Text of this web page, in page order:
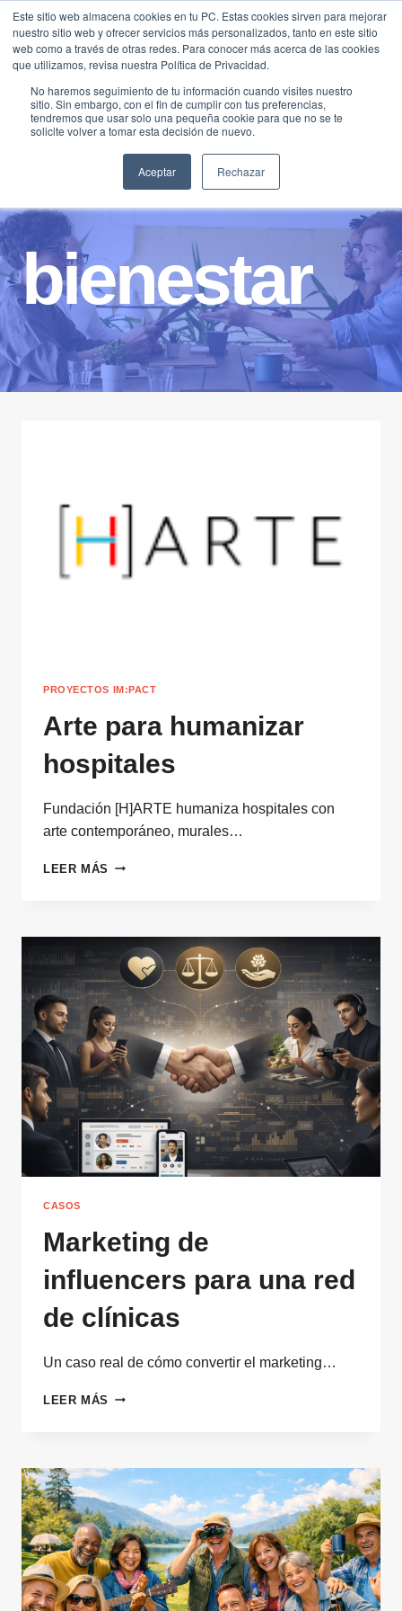
Este sitio web almacena cookies en tu PC. Estas cookies sirven para mejorar
nuestro sitio web y ofrecer servicios más personalizados, tanto en este sitio
web como a través de otras redes. Para conocer más acerca de las cookies
que utilizamos, revisa nuestra Política de Privacidad.
No haremos seguimiento de tu información cuando visites nuestro
sitio. Sin embargo, con el fin de cumplir con tus preferencias,
tendremos que usar solo una pequeña cookie para que no se te
solicite volver a tomar esta decisión de nuevo.
Aceptar Rechazar
Saltar
contenido
bienestar
PROYECTOS IM:PACT
Arte para humanizar
hospitales
Fundación [H]ARTE humaniza hospitales con
arte contemporáneo, murales…
LEER MÁS ARTE
CASOS
Marketing de
influencers para una red
de clínicas
Un caso real de cómo convertir el marketing…
LEER MÁS MARKETING
UNA
RED
DE
CLÍNICAS
Traducir »